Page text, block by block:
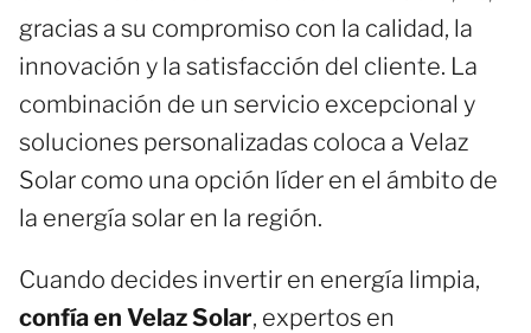
gracias a su compromiso con la calidad, la
innovación y la satisfacción del cliente. La
combinación de un servicio excepcional y
soluciones personalizadas coloca a Velaz
Solar como una opción líder en el ámbito de
la energía solar en la región.
Cuando decides invertir en energía limpia,
confía en Velaz Solar, expertos en